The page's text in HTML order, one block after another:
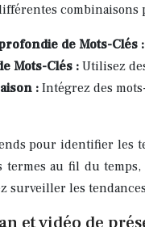
de Mots-Clés :
Mots-Clés : Utilisez
: Intégrez des
pour identifier les
au fil du
surveiller les
et vidéo de